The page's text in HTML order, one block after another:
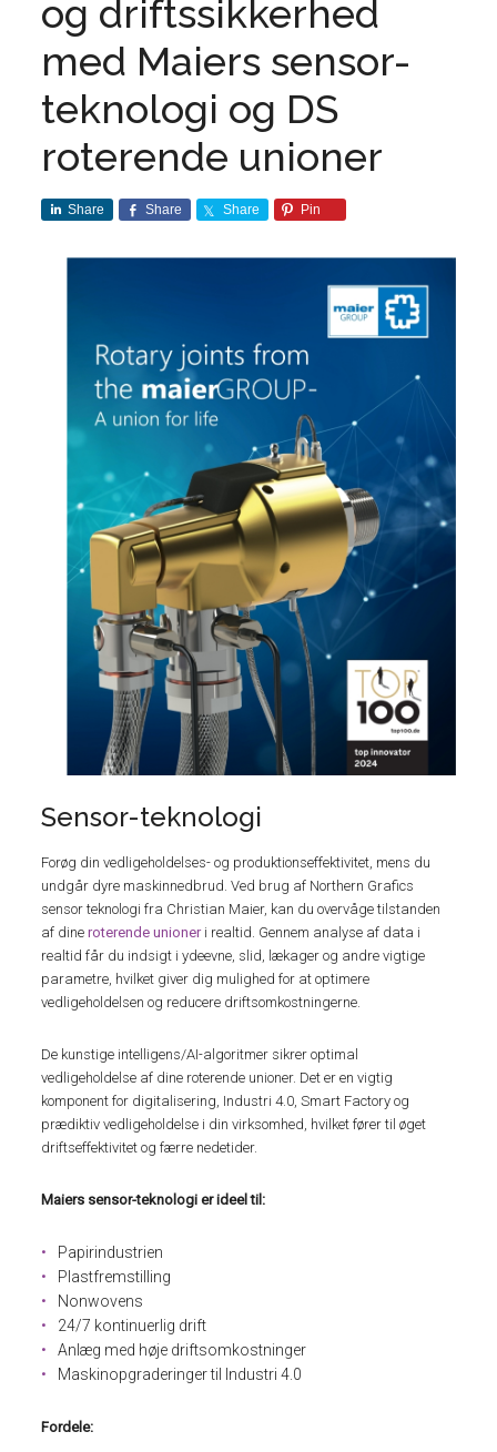
og driftssikkerhed
med Maiers sensor-
teknologi og DS
roterende unioner
Share Share Share Pin
Sensor-teknologi
Forøg din vedligeholdelses- og produktionseffektivitet, mens du
undgår dyre maskinnedbrud. Ved brug af Northern Grafics
sensor teknologi fra Christian Maier, kan du overvåge tilstanden
af dineroterende unioneri realtid. Gennem analyse af data i
realtid får du indsigt i ydeevne, slid, lækager og andre vigtige
parametre, hvilket giver dig mulighed for at optimere
vedligeholdelsen og reducere driftsomkostningerne.
De kunstige intelligens/AI-algoritmer sikrer optimal
vedligeholdelse af dine roterende unioner. Det er en vigtig
komponent for digitalisering, Industri 4.0, Smart Factory og
prædiktiv vedligeholdelse i din virksomhed, hvilket fører til øget
driftseffektivitet og færre nedetider.
Maiers sensor-teknologi er ideel til:
Papirindustrien
Plastfremstilling
Nonwovens
24/7 kontinuerlig drift
Anlæg med høje driftsomkostninger
Maskinopgraderinger til Industri 4.0
Fordele: